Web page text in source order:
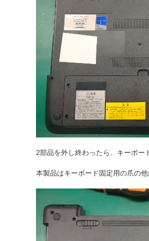
2部品を外し終わったら、キーボー
本製品はキーボード固定用の爪の